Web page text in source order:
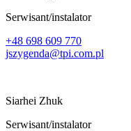
Serwisant/instalator
+48 698 609 770
jszygenda@tpi.com.pl
Siarhei Zhuk
Serwisant/instalator